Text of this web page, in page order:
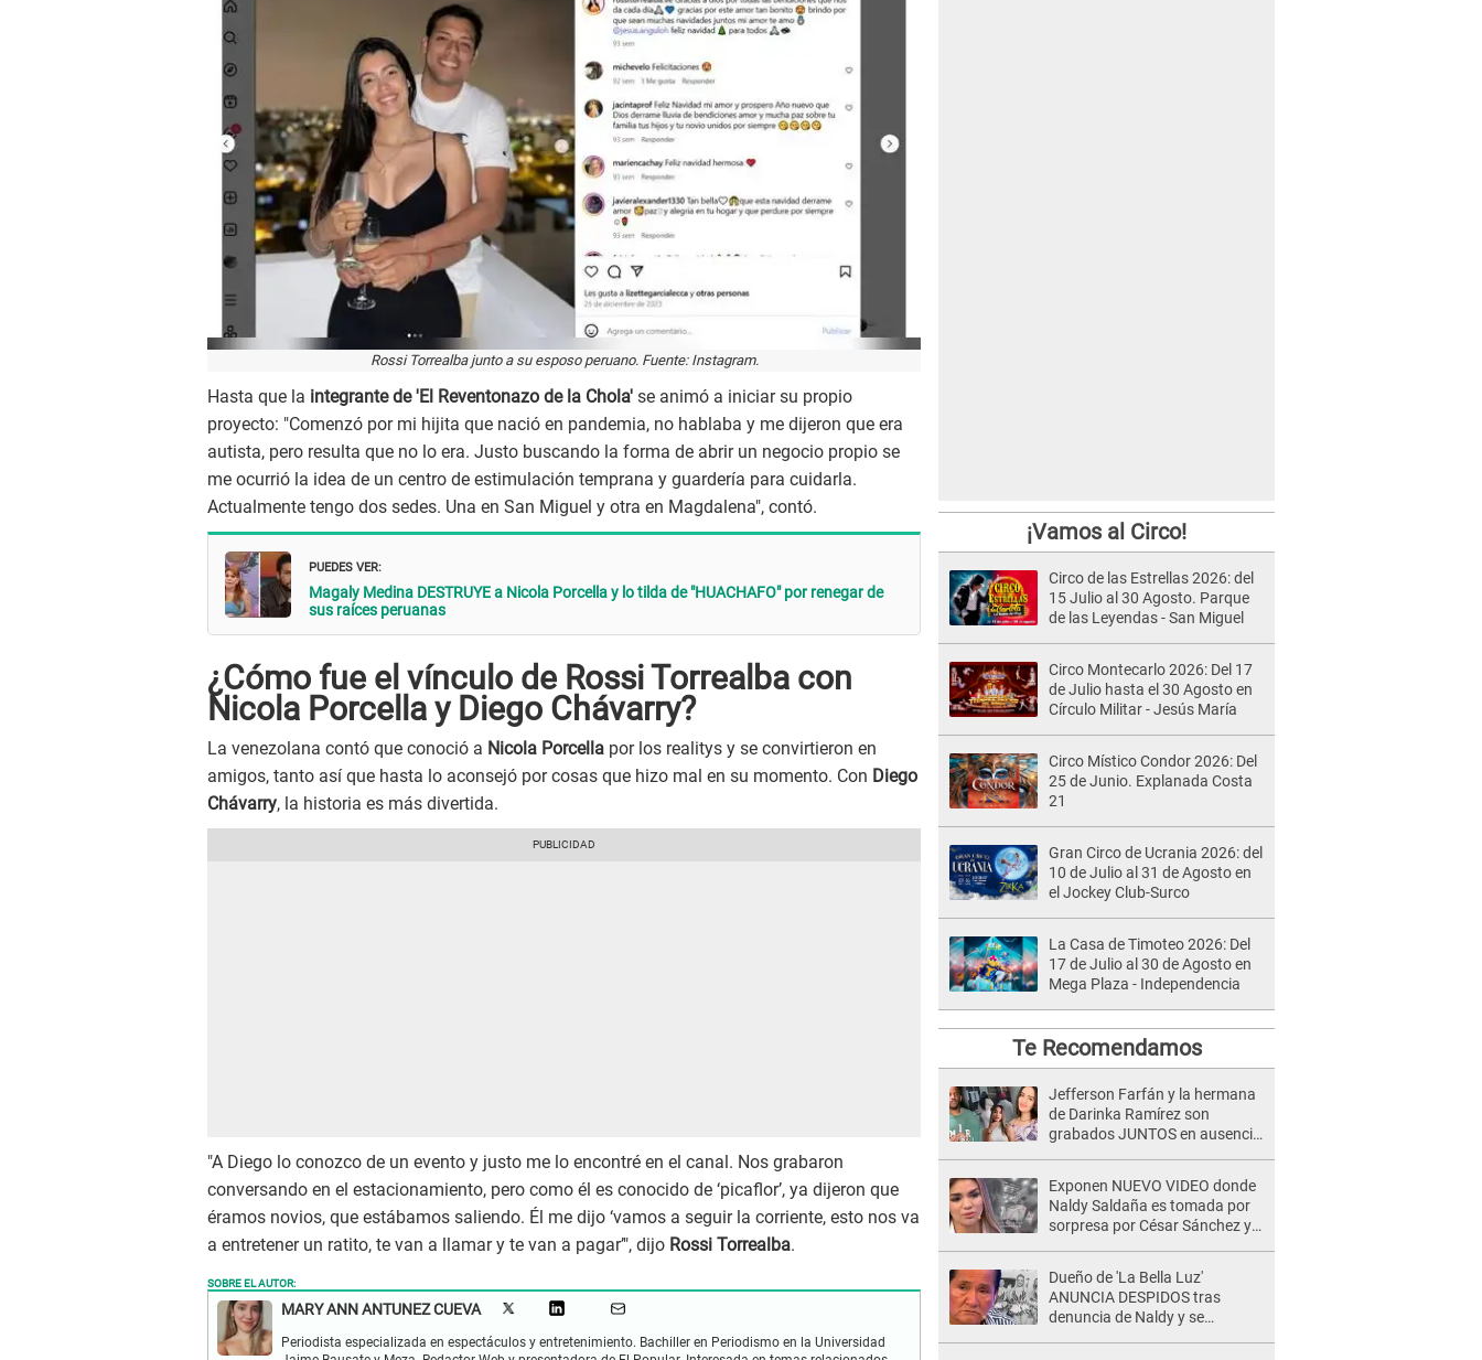
Rossi Torrealba junto a su esposo peruano. Fuente: Instagram.
Hasta que la integrante de 'El Reventonazo de la Chola' se animó a iniciar su propio
proyecto: "Comenzó por mi hijita que nació en pandemia, no hablaba y me dijeron que era
autista, pero resulta que no lo era. Justo buscando la forma de abrir un negocio propio se
me ocurrió la idea de un centro de estimulación temprana y guardería para cuidarla.
Actualmente tengo dos sedes. Una en San Miguel y otra en Magdalena", contó.
PUEDES VER:
Magaly Medina DESTRUYE a Nicola Porcella y lo tilda de "HUACHAFO" por renegar de
sus raíces peruanas
¿Cómo fue el vínculo de Rossi Torrealba con
Nicola Porcella y Diego Chávarry?
La venezolana contó que conoció a Nicola Porcella por los realitys y se convirtieron en
amigos, tanto así que hasta lo aconsejó por cosas que hizo mal en su momento. Con Diego
Chávarry, la historia es más divertida.
"A Diego lo conozco de un evento y justo me lo encontré en el canal. Nos grabaron
conversando en el estacionamiento, pero como él es conocido de ‘picaflor’, ya dijeron que
éramos novios, que estábamos saliendo. Él me dijo ‘vamos a seguir la corriente, esto nos va
a entretener un ratito, te van a llamar y te van a pagar’", dijo Rossi Torrealba.
SOBRE EL AUTOR:
MARY ANN ANTUNEZ CUEVA
Periodista especializada en espectáculos y entretenimiento. Bachiller en Periodismo en la Universidad
¡Vamos al Circo!
Circo de las Estrellas 2026: del
15 Julio al 30 Agosto. Parque
de las Leyendas - San Miguel
Circo Montecarlo 2026: Del 17
de Julio hasta el 30 Agosto en
Círculo Militar - Jesús María
Circo Místico Condor 2026: Del
25 de Junio. Explanada Costa
21
Gran Circo de Ucrania 2026: del
10 de Julio al 31 de Agosto en
el Jockey Club-Surco
La Casa de Timoteo 2026: Del
17 de Julio al 30 de Agosto en
Mega Plaza - Independencia
Te Recomendamos
Jefferson Farfán y la hermana
de Darinka Ramírez son
grabados JUNTOS en ausencia
Exponen NUEVO VIDEO donde
Naldy Saldaña es tomada por
sorpresa por César Sánchez y
Dueño de 'La Bella Luz'
ANUNCIA DESPIDOS tras
denuncia de Naldy y se